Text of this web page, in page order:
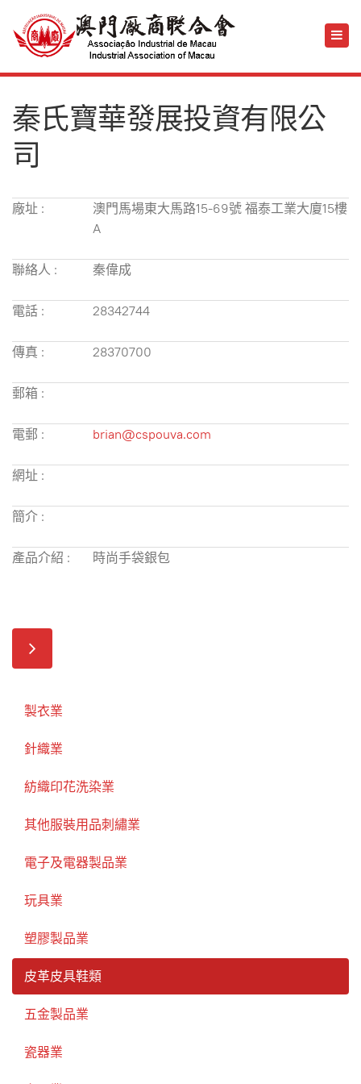
秦氏寶華發展投資有限公
司
廠址 :
澳門馬場東大馬路15-69號 福泰工業大廈15樓
A
聯絡人 : 秦偉成
電話 : 28342744
傳真 : 28370700
郵箱 :
電郵 : brian@cspouva.com
網址 :
簡介 :
產品介紹 : 時尚手袋銀包
製衣業
針織業
紡織印花洗染業
其他服裝用品刺繡業
電子及電器製品業
玩具業
塑膠製品業
皮革皮具鞋類
五金製品業
瓷器業